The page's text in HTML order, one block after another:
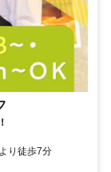
り徒歩7分